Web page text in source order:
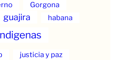
Gorgona
guajira habana
justicia y paz